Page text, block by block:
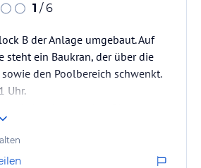
1 / 6
B der Anlage umgebaut. Auf
steht ein Baukran, der über die
sowie den Poolbereich schwenkt.
Uhr.
der nach unserer
länger andauern wird. Zudem ist
sowie Skandinavier